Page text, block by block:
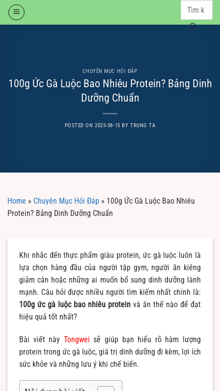
Skip
CHUYÊN MỤC HỎI ĐÁP
100g Ức Gà Luộc Bao Nhiêu Protein? Bảng Dinh
Dưỡng Chuẩn
POSTED ON2025-08-15 BY TRUNG TA
Home » Chuyên Mục Hỏi Đáp » 100g Ức Gà Luộc Bao Nhiêu
Protein? Bảng Dinh Dưỡng Chuẩn
Khi nhắc đến thực phẩm giàu protein, ức gà luộc luôn là
lựa chọn hàng đầu của người tập gym, người ăn kiêng
giảm cân hoặc những ai muốn bổ sung dinh dưỡng lành
mạnh. Câu hỏi được nhiều người tìm kiếm nhất chính là:
100g ức gà luộc bao nhiêu protein và ăn thế nào để đạt
hiệu quả tốt nhất?
Bài viết này Tongwei sẽ giúp bạn hiểu rõ hàm lượng
protein trong ức gà luộc, giá trị dinh dưỡng đi kèm, lợi ích
sức khỏe và những lưu ý khi chế biến.